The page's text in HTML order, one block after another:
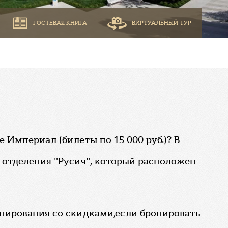
ГОСТЕВАЯ КНИГА ВИРТУАЛЬНЫЙ ТУР
Империал (билеты по 15 000 руб.)? В
"Русич", который расположен
со скидками,если бронировать